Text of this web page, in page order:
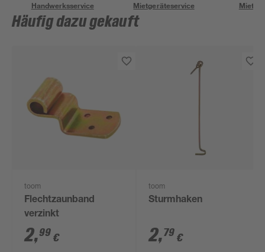
Handwerksservice Mietgeräteservice
Häufig dazu gekauft
toom
Flechtzaunband
verzinkt
2,99 €
toom
Sturmhaken
2,79 €